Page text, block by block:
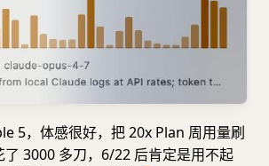
5，体感很好，把 20x Plan 周用量刷
了 3000 多刀，6/22 后肯定是用不起